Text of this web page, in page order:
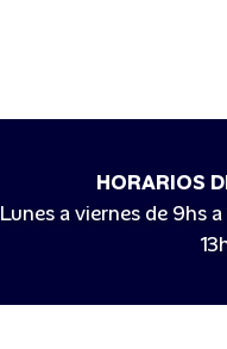
HORARIOS
Lunes a viernes de 9hs